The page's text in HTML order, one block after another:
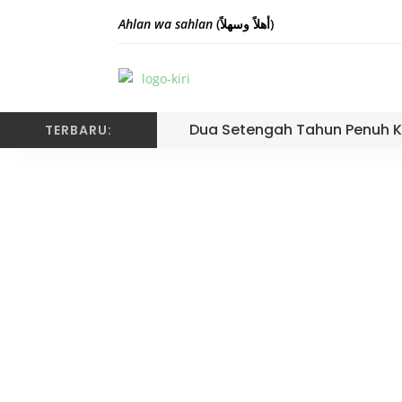
Ahlan wa sahlan (أهلاً وسهلاً)
TERBARU: Dua Setengah Tahun Penuh